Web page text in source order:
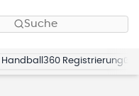
Suche
Handball360 Registrierung